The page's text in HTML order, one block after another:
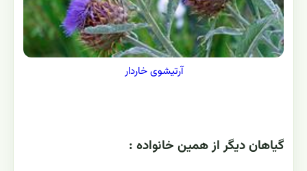
آرتیشوی خاردار
گياهان ديگر از همين خانواده :